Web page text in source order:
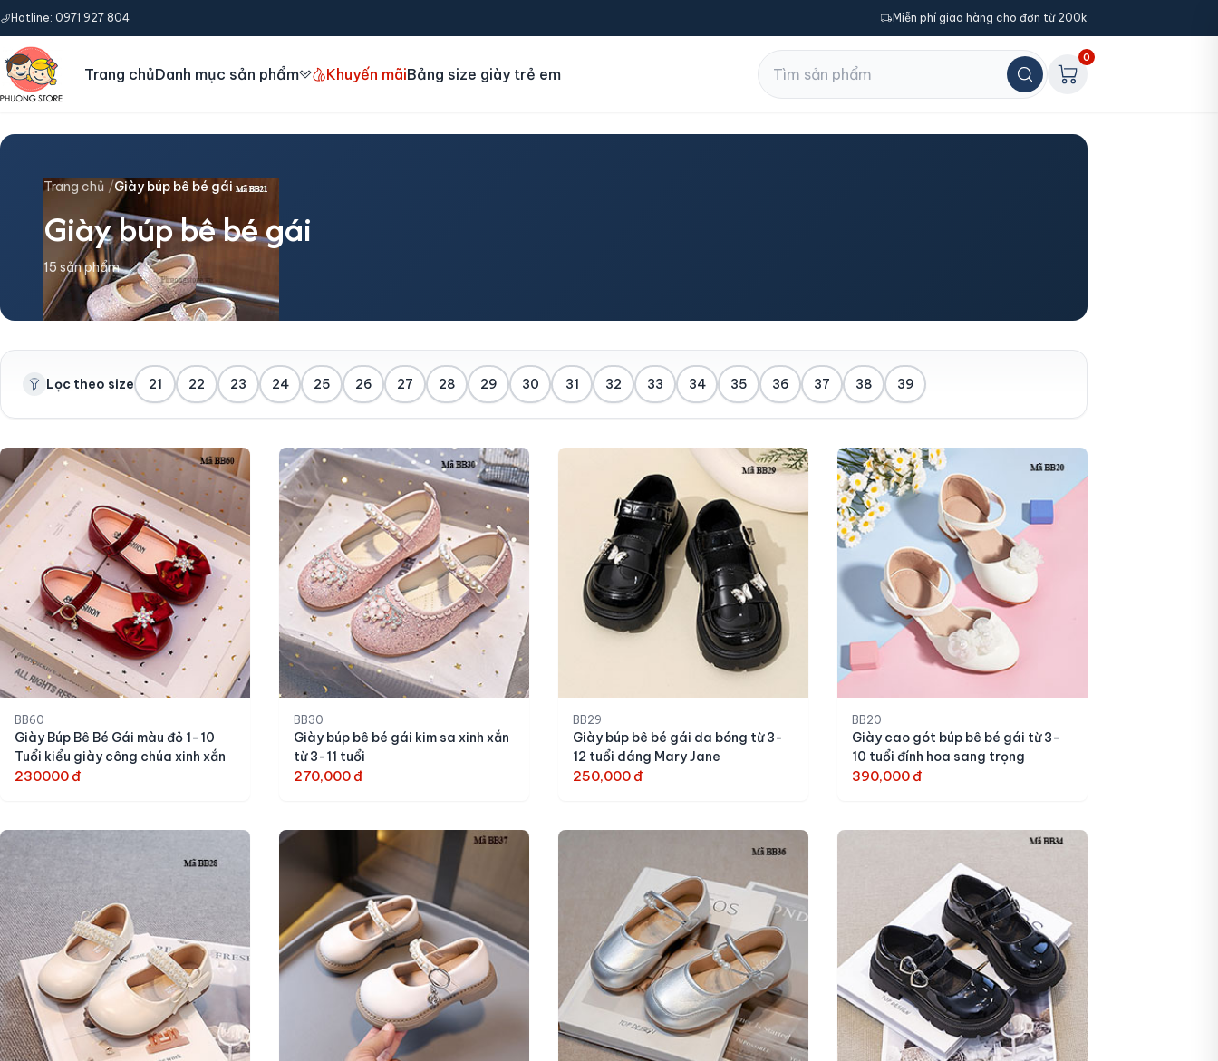
Hotline: 0971 927 804 Miễn phí giao hàng cho đơn từ 200k
Trang chủDanh mục sản phẩm Khuyến mãiBảng size giày trẻ em
0
Trang chủ Giày búp bê bé gái
Giày búp bê bé gái
15 sản phẩm
Lọc theo size 21 22 23 24 25 26 27 28 29 30 31 32 33 34 35 36 37 38 39
BB60
Giày Búp Bê Bé Gái màu đỏ 1–10
Tuổi kiểu giày công chúa xinh xắn
230000 đ
BB30
Giày búp bê bé gái kim sa xinh xắn
từ 3-11 tuổi
270,000 đ
BB29
Giày búp bê bé gái da bóng từ 3-
12 tuổi dáng Mary Jane
250,000 đ
BB20
Giày cao gót búp bê bé gái từ 3-
10 tuổi đính hoa sang trọng
390,000 đ